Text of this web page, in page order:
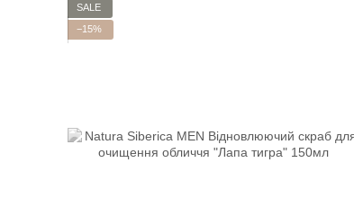
SALE
−15%